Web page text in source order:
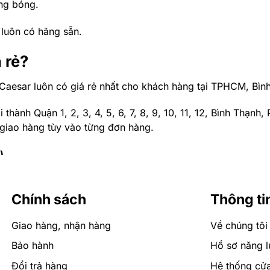
bóng.
có hãng sẵn.
rẻ?
luôn có giá rẻ nhất cho khách hàng tại TPHCM,
Quận 1, 2, 3, 4, 5, 6, 7, 8, 9, 10, 11, 12, Bình Thạnh,
hàng tùy vào từng đơn hàng.
Chính sách
Giao hàng, nhận hàng
Bảo hành
Đổi trả hàng
Thông
Về chúng tôi
Hồ sơ năng
Hệ thống